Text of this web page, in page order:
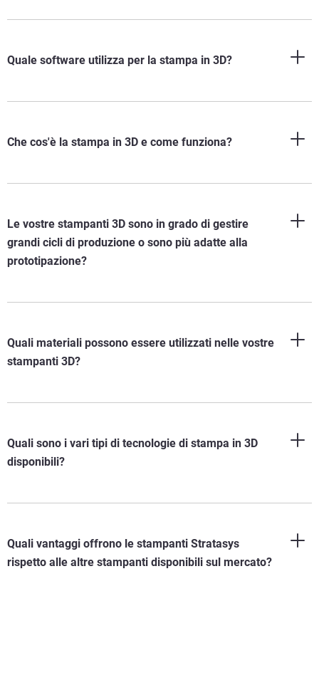
Quale software utilizza per la stampa in 3D?
Che cos'è la stampa in 3D e come funziona?
Le vostre stampanti 3D sono in grado di gestire
grandi cicli di produzione o sono più adatte alla
prototipazione?
Quali materiali possono essere utilizzati nelle vostre
stampanti 3D?
Quali sono i vari tipi di tecnologie di stampa in 3D
disponibili?
Quali vantaggi offrono le stampanti Stratasys
rispetto alle altre stampanti disponibili sul mercato?